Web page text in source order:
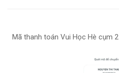
Mã thanh toán Vui Học Hè cụm 2